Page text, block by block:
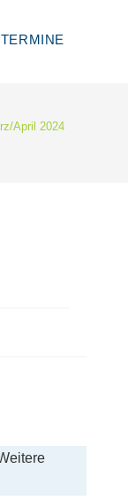
TERMINE
April 2024